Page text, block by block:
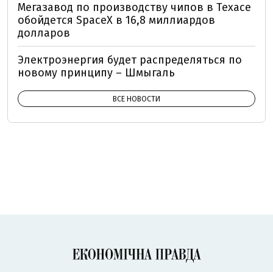
Мегазавод по производству чипов в Техасе
обойдется SpaceX в 16,8 миллиардов
долларов
Электроэнергия будет распределяться по
новому принципу – Шмыгаль
ВСЕ НОВОСТИ